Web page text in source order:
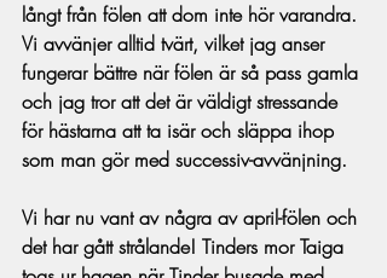
långt från fölen att dom inte hör varandra.
Vi avvänjer alltid tvärt, vilket jag anser
fungerar bättre när fölen är så pass gamla
och jag tror att det är väldigt stressande
för hästarna att ta isär och släppa ihop
som man gör med successiv-avvänjning.
Vi har nu vant av några av april-fölen och
det har gått strålande! Tinders mor Taiga